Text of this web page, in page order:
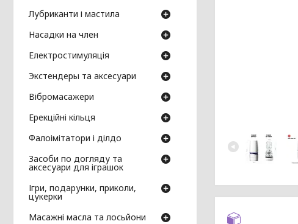
Лубриканти і мастила
Насадки на член
Електростимуляція
Экстендеры та аксесуари
Вібромасажери
Ерекційні кільця
Фалоімітатори і ділдо
Засоби по догляду та
аксесуари для іграшок
Ігри, подарунки, приколи,
цукерки
Масажні масла та лосьйони